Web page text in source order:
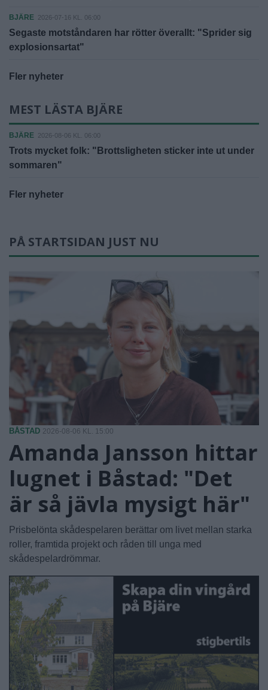
BJÄRE 2026-07-16 KL. 06:00
Segaste motståndaren har rötter överallt: "Sprider sig
explosionsartat"
Fler nyheter
MEST LÄSTA BJÄRE
BJÄRE 2026-08-06 KL. 06:00
Trots mycket folk: "Brottsligheten sticker inte ut under
sommaren"
Fler nyheter
PÅ STARTSIDAN JUST NU
BÅSTAD 2026-08-06 KL. 15:00
Amanda Jansson hittar
lugnet i Båstad: "Det
är så jävla mysigt här"
Prisbelönta skådespelaren berättar om livet mellan starka
roller, framtida projekt och råden till unga med
skådespelardrömmar.